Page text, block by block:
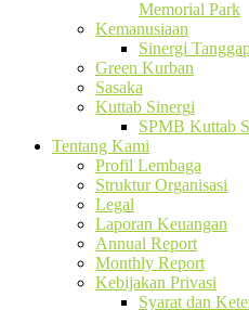
Memorial Park
Kemanusiaan
Sinergi
Green Kurban
Sasaka
Kuttab Sinergi
SPMB Kuttab
Tentang Kami
Profil Lembaga
Struktur Organisasi
Legal
Laporan Keuangan
Annual Report
Monthly Report
Kebijakan Privasi
Syarat dan